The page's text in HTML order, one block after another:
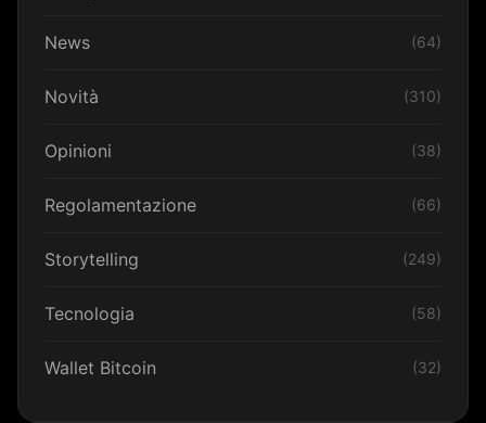
News (64)
Novità (310)
Opinioni (38)
Regolamentazione (66)
Storytelling (249)
Tecnologia (58)
Wallet Bitcoin (32)